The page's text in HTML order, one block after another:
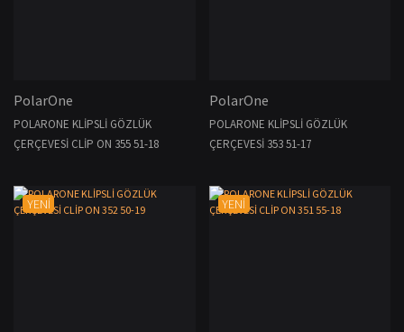
PolarOne
POLARONE KLİPSLİ GÖZLÜK
ÇERÇEVESİ CLİP ON 355 51-18
PolarOne
POLARONE KLİPSLİ GÖZLÜK
ÇERÇEVESİ 353 51-17
YENİ YENİ